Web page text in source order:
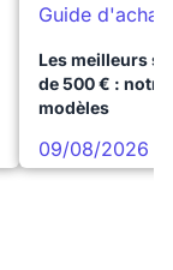
Guide d'achat
Les meilleurs
de 500 € :
modèles
09/08/2026